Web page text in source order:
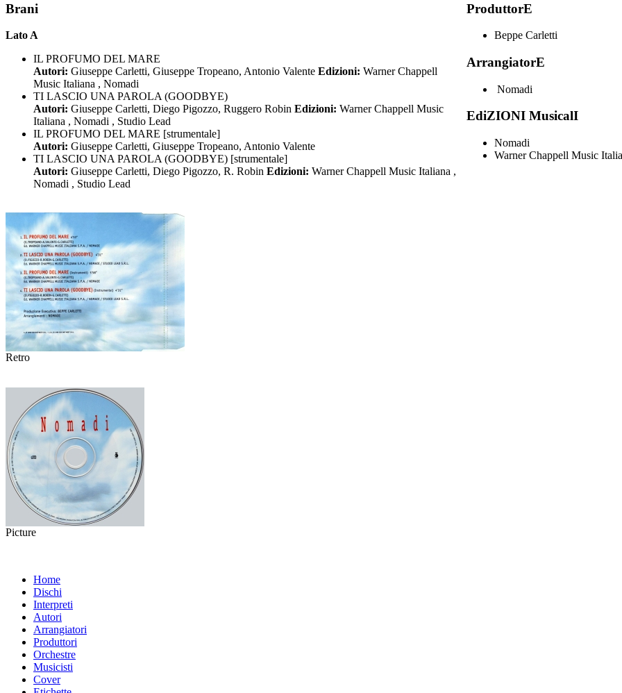
Brani
Lato A
IL PROFUMO DEL MARE
Autori: Giuseppe Carletti, Giuseppe Tropeano, Antonio Valente Edizioni: Warner Chappell
Music Italiana , Nomadi
TI LASCIO UNA PAROLA (GOODBYE)
Autori: Giuseppe Carletti, Diego Pigozzo, Ruggero Robin Edizioni: Warner Chappell Music
Italiana , Nomadi , Studio Lead
IL PROFUMO DEL MARE [strumentale]
Autori: Giuseppe Carletti, Giuseppe Tropeano, Antonio Valente
TI LASCIO UNA PAROLA (GOODBYE) [strumentale]
Autori: Giuseppe Carletti, Diego Pigozzo, R. Robin Edizioni: Warner Chappell Music Italiana ,
Nomadi , Studio Lead
ProduttorE
Beppe Carletti
ArrangiatorE
Nomadi
EdiZIONI MusicalI
Nomadi
Warner Chappell Music
Retro
Picture
Home
Dischi
Interpreti
Autori
Arrangiatori
Produttori
Orchestre
Musicisti
Cover